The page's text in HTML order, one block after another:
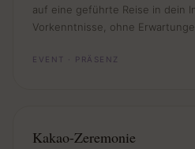
auf eine geführte Reise in dein
Vorkenntnisse, ohne
EVENT · PRÄSENZ
Kakao-Zeremonie